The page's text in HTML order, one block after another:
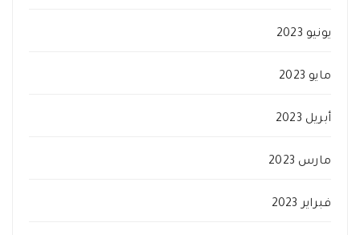
يونيو 2023
مايو 2023
أبريل 2023
مارس 2023
فبراير 2023